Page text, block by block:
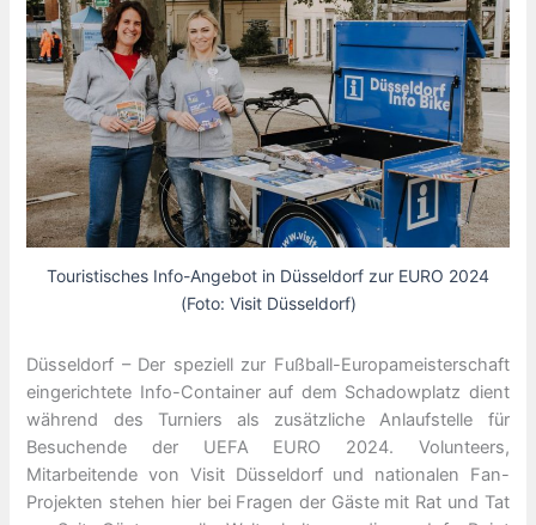
Touristisches Info-Angebot in Düsseldorf zur EURO 2024
(Foto: Visit Düsseldorf)
Düsseldorf – Der speziell zur Fußball-Europameisterschaft
eingerichtete Info-Container auf dem Schadowplatz dient
während des Turniers als zusätzliche Anlaufstelle für
Besuchende der UEFA EURO 2024. Volunteers,
Mitarbeitende von Visit Düsseldorf und nationalen Fan-
Projekten stehen hier bei Fragen der Gäste mit Rat und Tat